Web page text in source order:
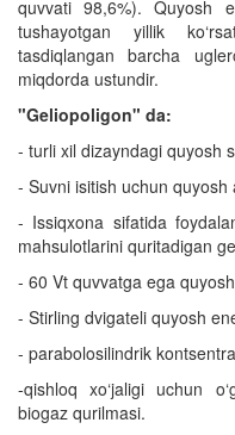
quvvati 98,6%). Quyosh
tushayotgan yillik
tasdiqlangan barcha
miqdorda ustundir.
"Geliopoligon" da:
- turli xil dizayndagi quyosh
- Suvni isitish uchun quyosh
- Issiqxona sifatida
mahsulotlarini quritadigan
- 60 Vt quvvatga ega
- Stirling dvigateli quyosh
- parabolosilindrik
-qishloq xo‘jaligi uchun
biogaz qurilmasi.